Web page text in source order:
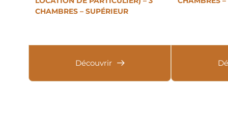
CHAMBRES – SUPÉRIEUR
Découvrir